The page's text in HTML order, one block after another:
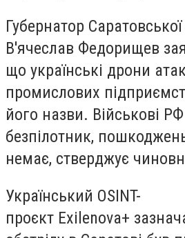
Губернатор Саратовської
В'ячеслав Федорищев
що українські дрони
промислових
його назви. Військові
безпілотник,
немає, стверджує
Український OSINT-
проєкт Exilenova+